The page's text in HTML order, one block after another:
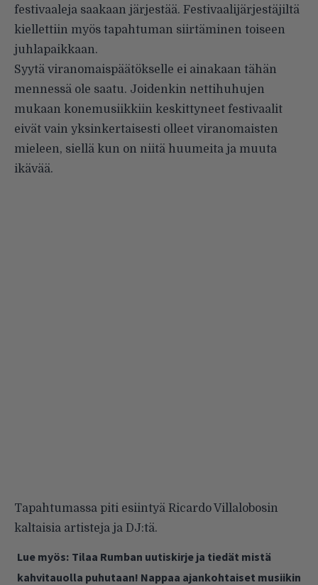
festivaaleja saakaan järjestää. Festivaalijärjestäjiltä
kiellettiin myös tapahtuman siirtäminen toiseen
juhlapaikkaan.
Syytä viranomaispäätökselle ei ainakaan tähän
mennessä ole saatu. Joidenkin nettihuhujen
mukaan konemusiikkiin keskittyneet festivaalit
eivät vain yksinkertaisesti olleet viranomaisten
mieleen, siellä kun on niitä huumeita ja muuta
ikävää.
Tapahtumassa piti esiintyä Ricardo Villalobosin
kaltaisia artisteja ja DJ:tä.
Lue myös: Tilaa Rumban uutiskirje ja tiedät mistä
kahvitauolla puhutaan! Nappaa ajankohtaiset musiikin